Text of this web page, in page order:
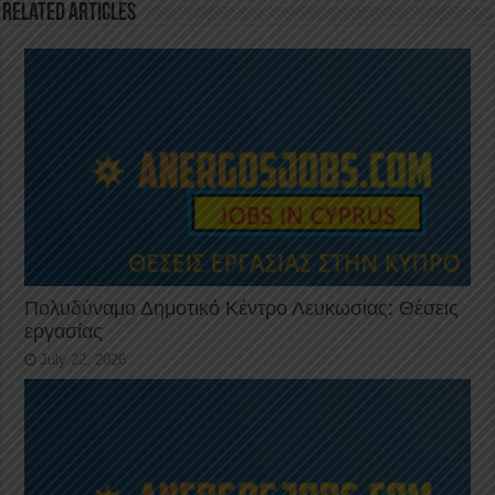
k
Related Articles
Πολυδύναμο Δημοτικό Κέντρο Λευκωσίας: Θέσεις
εργασίας
July 22, 2026